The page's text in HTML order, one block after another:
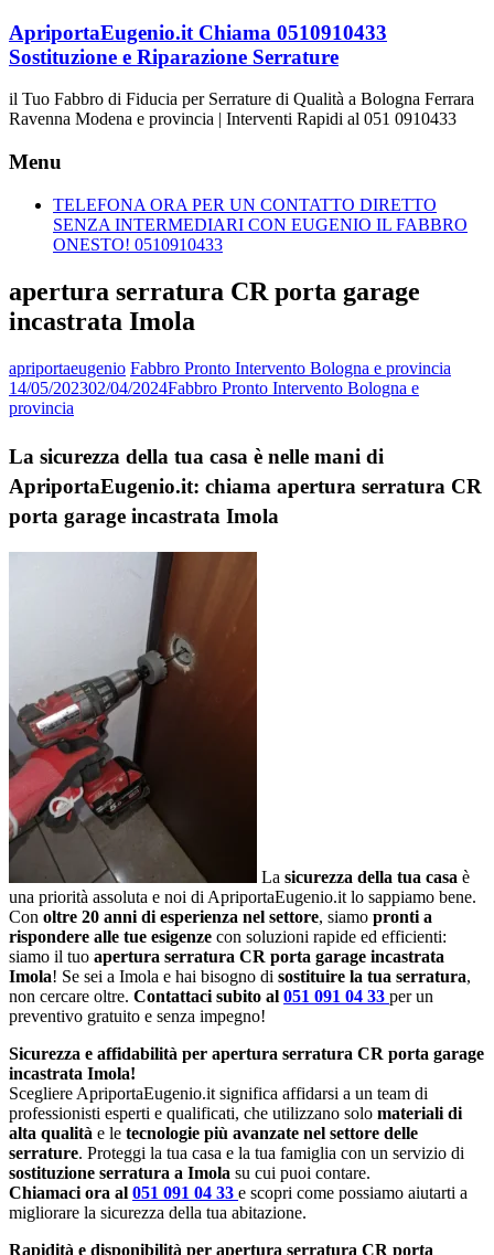
Vai
al
contenuto
ApriportaEugenio.it Chiama 0510910433
Sostituzione e Riparazione Serrature
il Tuo Fabbro di Fiducia per Serrature di Qualità a Bologna Ferrara
Ravenna Modena e provincia | Interventi Rapidi al 051 0910433
Menu
TELEFONA ORA PER UN CONTATTO DIRETTO
SENZA INTERMEDIARI CON EUGENIO IL FABBRO
ONESTO! 0510910433
apertura serratura CR porta garage
incastrata Imola
apriportaeugenio Fabbro Pronto Intervento Bologna e provincia
14/05/202302/04/2024Fabbro Pronto Intervento Bologna e
provincia
La sicurezza della tua casa è nelle mani di
ApriportaEugenio.it: chiama apertura serratura CR
porta garage incastrata Imola
La sicurezza della tua casa è
una priorità assoluta e noi di ApriportaEugenio.it lo sappiamo bene.
Con oltre 20 anni di esperienza nel settore, siamo pronti a
rispondere alle tue esigenze con soluzioni rapide ed efficienti:
siamo il tuo apertura serratura CR porta garage incastrata
Imola! Se sei a Imola e hai bisogno di sostituire la tua serratura,
non cercare oltre. Contattaci subito al 051 091 04 33 per un
preventivo gratuito e senza impegno!
Sicurezza e affidabilità per apertura serratura CR porta garage
incastrata Imola!
Scegliere ApriportaEugenio.it significa affidarsi a un team di
professionisti esperti e qualificati, che utilizzano solo materiali di
alta qualità e le tecnologie più avanzate nel settore delle
serrature. Proteggi la tua casa e la tua famiglia con un servizio di
sostituzione serratura a Imola su cui puoi contare.
Chiamaci ora al 051 091 04 33 e scopri come possiamo aiutarti a
migliorare la sicurezza della tua abitazione.
Rapidità e disponibilità per apertura serratura CR porta